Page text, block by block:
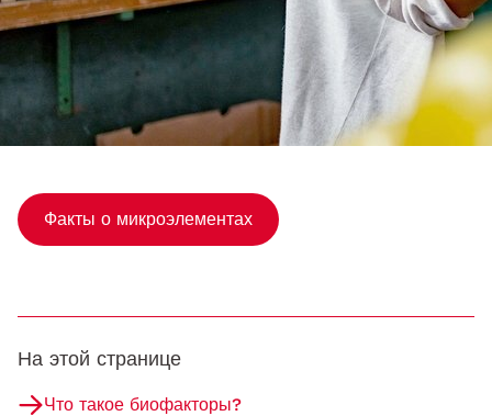
Факты о микроэлементах
На этой странице
Что такое биофакторы?